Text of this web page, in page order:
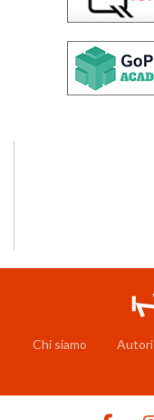
Chi siamo Autori